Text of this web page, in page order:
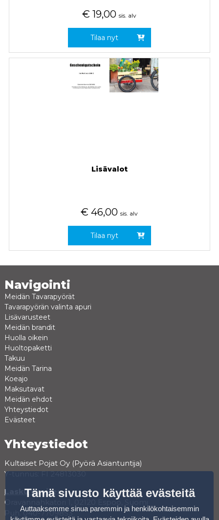
€ 19,00 sis. alv
Tilaa nyt
Lisävalot
€ 46,00 sis. alv
Tilaa nyt
Navigointi
Meidän Tavarapyörät
Tavarapyörän valinta apuri
Lisävarusteet
Meidän brandit
Huolla oikein
Huoltopaketti
Takuu
Meidän Tarina
Koeajo
Maksutavat
Meidän ehdot
Yhteystiedot
Evästeet
Yhteystiedot
Kultaiset Pojat Oy (Pyörä Asiantuntija)
Y-tunnus: FI 24813030
Lasku osoite:
Oravannahkatori 1, 02120 Espoo, Suomi
Puh. 040-7709853
Tämä sivusto käyttää evästeitä
Auttaaksemme sinua paremmin ja henkilökohtaisemmin